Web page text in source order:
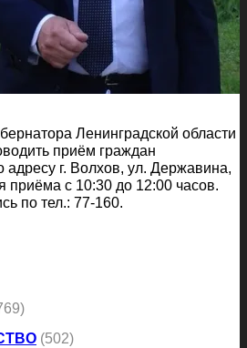
Ленинградской области
приём граждан
адресу г. Волхов, ул. Державина,
с 10:30 до 12:00 часов.
по тел.: 77-160.
(502)